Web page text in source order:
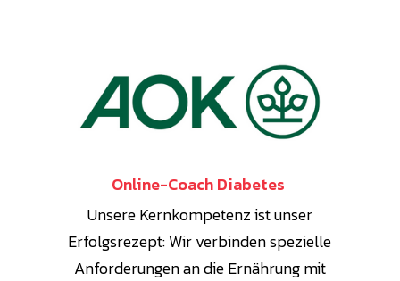
Online-Coach Diabetes
Unsere Kernkompetenz ist unser
Erfolgsrezept: Wir verbinden spezielle
Anforderungen an die Ernährung mit